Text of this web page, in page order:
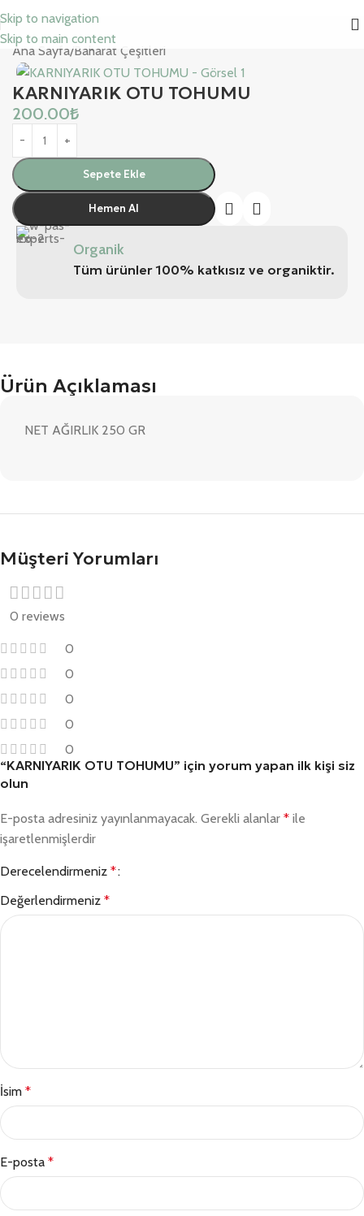
Skip to navigation
Skip to main content
Ana Sayfa/Baharat Çeşitleri
KARNIYARIK OTU TOHUMU
200.00₺
Sepete Ekle
Hemen Al
Organik
Tüm ürünler 100% katkısız ve organiktir.
Ürün Açıklaması
NET AĞIRLIK 250 GR
Müşteri Yorumları
0 reviews
0
0
0
0
0
“KARNIYARIK OTU TOHUMU” için yorum yapan ilk kişi siz
olun
E-posta adresiniz yayınlanmayacak. Gerekli alanlar * ile
işaretlenmişlerdir
Derecelendirmeniz *
Değerlendirmeniz *
İsim *
E-posta *